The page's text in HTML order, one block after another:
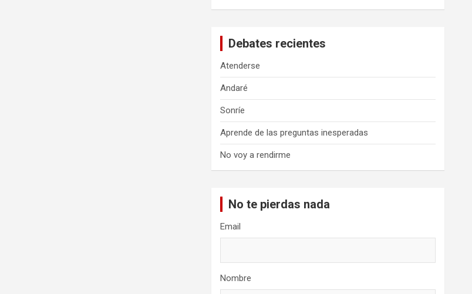
Debates recientes
Atenderse
Andaré
Sonríe
Aprende de las preguntas inesperadas
No voy a rendirme
No te pierdas nada
Email
Nombre